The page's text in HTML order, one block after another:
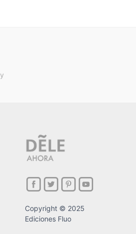
Copyright © 2025
Ediciones Fluo